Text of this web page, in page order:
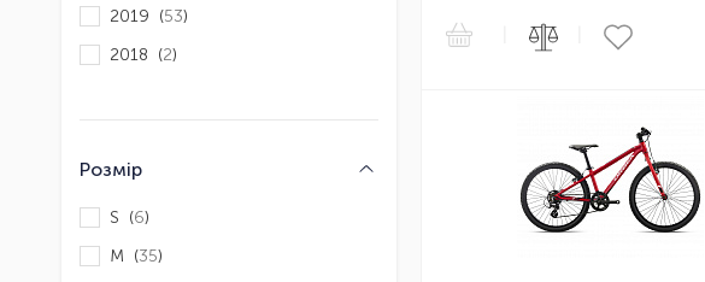
2019 (53)
2018 (2)
Розмір
S (6)
M (35)